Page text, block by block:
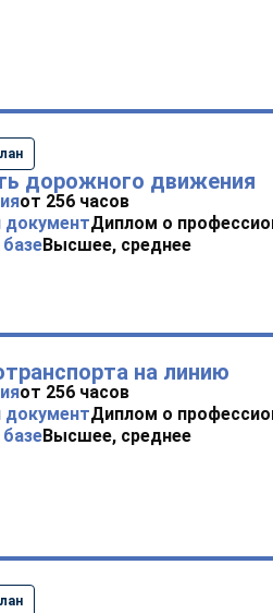
дорожного движения
от 256 часов
Диплом о
Высшее, среднее
на линию
от 256 часов
Диплом о
Высшее, среднее